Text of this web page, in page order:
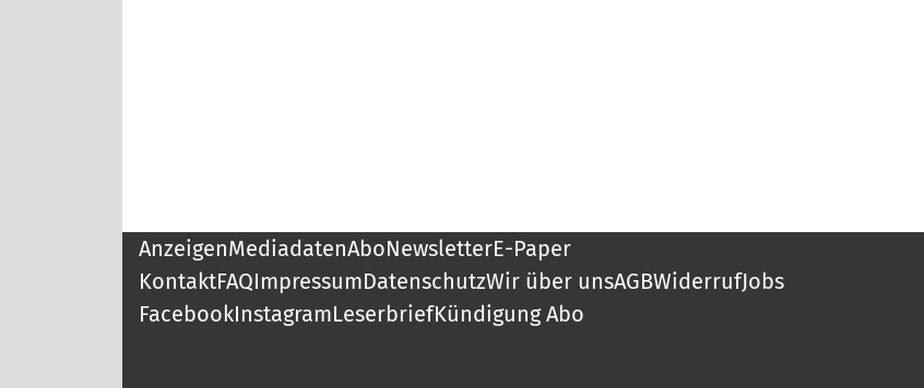
AnzeigenMediadatenAboNewsletterE-Paper
KontaktFAQImpressumDatenschutzWir über unsAGBWiderrufJobs
FacebookInstagramLeserbriefKündigung Abo